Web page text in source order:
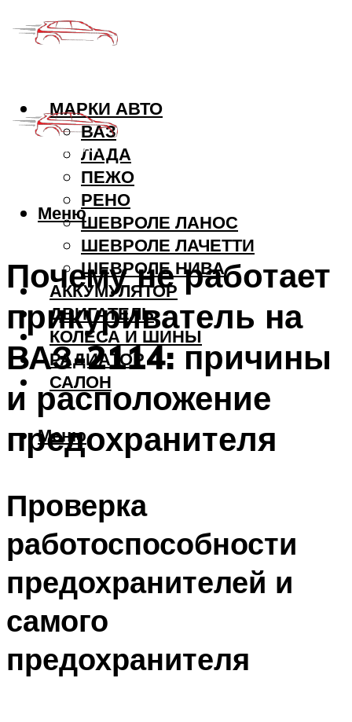
МАРКИ АВТО
ВАЗ
ЛАДА
ПЕЖО
РЕНО
ШЕВРОЛЕ ЛАНОС
ШЕВРОЛЕ ЛАЧЕТТИ
ШЕВРОЛЕ НИВА
АККУМУЛЯТОР
ДВИГАТЕЛЬ
КОЛЕСА И ШИНЫ
РАДИАТОР
САЛОН
Меню
Меню
Почему не работает
прикуриватель на
ВАЗ-2114: причины
и расположение
предохранителя
Проверка
работоспособности
предохранителей и
самого
предохранителя